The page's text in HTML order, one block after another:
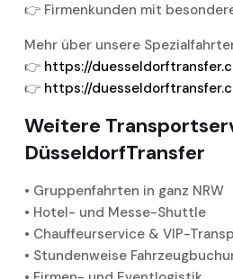
👉 Firmenkunden mit
Mehr über unsere
👉 https://
👉 https://
Weitere
DüsseldorfTransfer
• Gruppenfahrten in ganz NRW
• Hotel- und Messe-Shuttle
• Chauffeurservice & VIP-
• Stundenweise